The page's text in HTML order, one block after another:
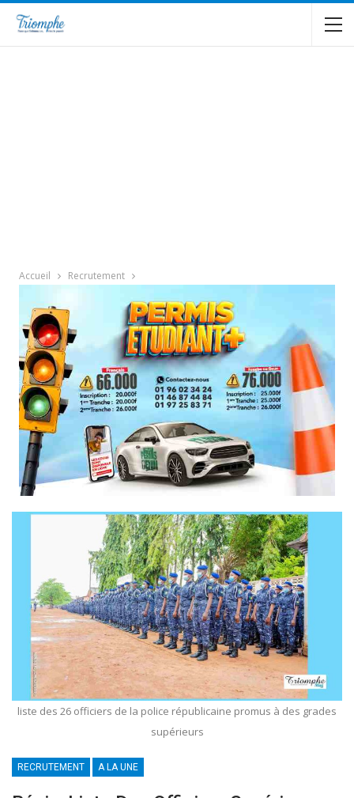
Accueil Recrutement
liste des 26 officiers de la police républicaine promus à des grades
supérieurs
RECRUTEMENT A LA UNE